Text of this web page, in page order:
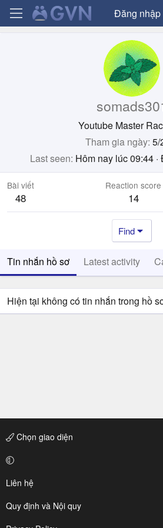
Đăng nhập
Youtube Master
Tham gia ngày 5/
Last seen Hôm nay lúc 09:44 ·
Bài viết
48
Reaction score
14
Find
Tin nhắn hồ sơ Latest activity
Hiện tại không có tin nhắn trong hồ
Chọn giao diện
Liên hệ
Quy định và Nội quy